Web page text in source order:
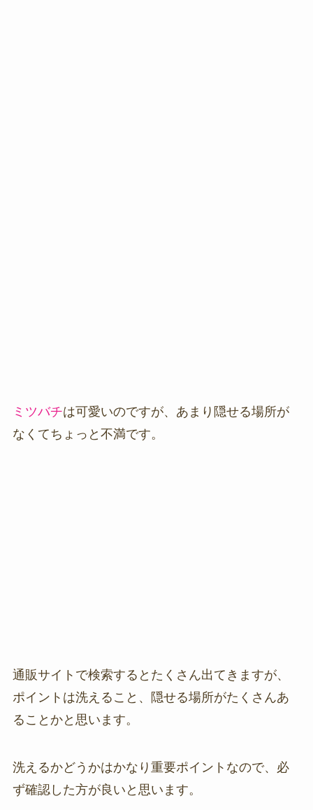
ミツバチは可愛いのですが、あまり隠せる場所が
なくてちょっと不満です。
通販サイトで検索するとたくさん出てきますが、
ポイントは洗えること、隠せる場所がたくさんあ
ることかと思います。
洗えるかどうかはかなり重要ポイントなので、必
ず確認した方が良いと思います。